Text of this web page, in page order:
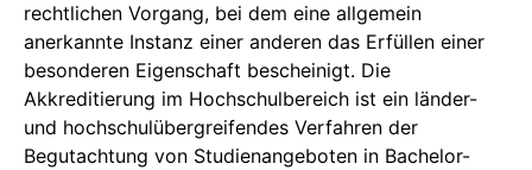
rechtlichen Vorgang, bei dem eine allgemein
anerkannte Instanz einer anderen das Erfüllen einer
besonderen Eigenschaft bescheinigt. Die
Akkreditierung im Hochschulbereich ist ein länder-
und hochschulübergreifendes Verfahren der
Begutachtung von Studienangeboten in Bachelor-